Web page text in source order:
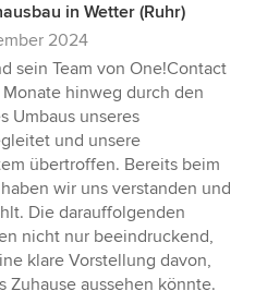
in Wetter (Ruhr)
2024
sein Team von One!Contact
hinweg durch den
Umbaus unseres
und unsere
übertroffen. Bereits beim
wir uns verstanden und
Die darauffolgenden
nicht nur beeindruckend,
klare Vorstellung davon,
Zuhause aussehen könnte.